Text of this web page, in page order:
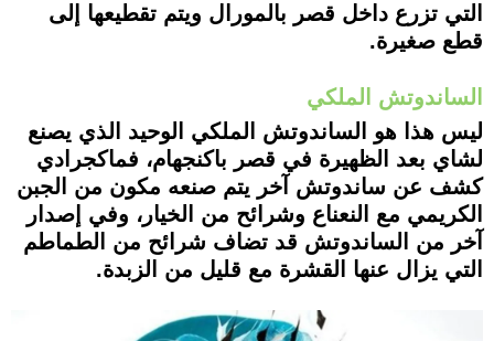
التي تزرع داخل قصر بالمورال ويتم تقطيعها إلى
قطع صغيرة.
الساندوتش الملكي
ليس هذا هو الساندوتش الملكي الوحيد الذي يصنع
لشاي بعد الظهيرة في قصر باكنجهام، فماكجرادي
كشف عن ساندوتش آخر يتم صنعه مكون من الجبن
الكريمي مع النعناع وشرائح من الخيار، وفي إصدار
آخر من الساندوتش قد تضاف شرائح من الطماطم
التي يزال عنها القشرة مع قليل من الزبدة.